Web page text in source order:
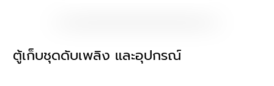
ตู้เก็บชุดดับเพลิง และอุปกรณ์